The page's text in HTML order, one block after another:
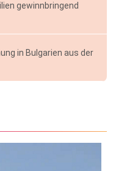
gewinnbringend
in Bulgarien aus der